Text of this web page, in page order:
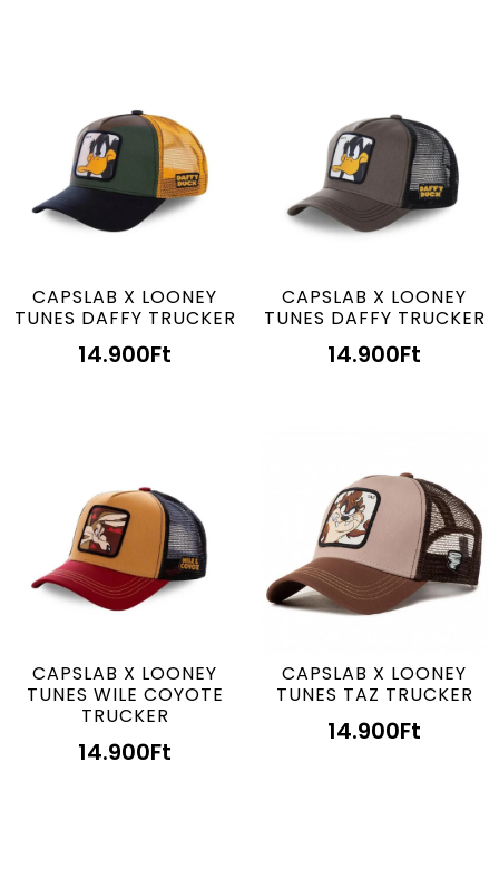
CAPSLAB X LOONEY
TUNES DAFFY TRUCKER
14.900Ft
CAPSLAB X LOONEY
TUNES DAFFY TRUCKER
14.900Ft
CAPSLAB X LOONEY
TUNES WILE COYOTE
TRUCKER
14.900Ft
CAPSLAB X LOONEY
TUNES TAZ TRUCKER
14.900Ft